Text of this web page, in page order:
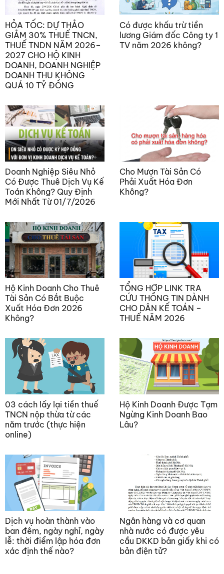
HỎA TỐC: DỰ THẢO
GIẢM 30% THUẾ TNCN,
THUẾ TNDN NĂM 2026–
2027 CHO HỘ KINH
DOANH, DOANH NGHIỆP
DOANH THU KHÔNG
QUÁ 10 TỶ ĐỒNG
Có được khấu trừ tiền
lương Giám đốc Công ty 1
TV năm 2026 không?
Doanh Nghiệp Siêu Nhỏ
Có Được Thuê Dịch Vụ Kế
Toán Không? Quy Định
Mới Nhất Từ 01/7/2026
Cho Mượn Tài Sản Có
Phải Xuất Hóa Đơn
Không?
Hộ Kinh Doanh Cho Thuê
Tài Sản Có Bắt Buộc
Xuất Hóa Đơn 2026
Không?
TỔNG HỢP LINK TRA
CỨU THÔNG TIN DÀNH
CHO DÂN KẾ TOÁN –
THUẾ NĂM 2026
03 cách lấy lại tiền thuế
TNCN nộp thừa từ các
năm trước (thực hiện
online)
Hộ Kinh Doanh Được Tạm
Ngừng Kinh Doanh Bao
Lâu?
Dịch vụ hoàn thành vào
ban đêm, ngày nghỉ, ngày
lễ: thời điểm lập hóa đơn
xác định thế nào?
Ngân hàng và cơ quan
nhà nước có được yêu
cầu DKKD bản giấy khi có
bản điện tử?